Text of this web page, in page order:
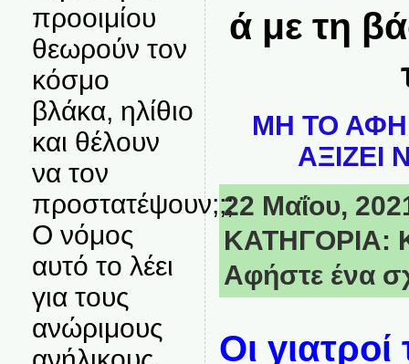
προοιμίου
θεωρούν τον
κόσμο
βλάκα, ηλίθιο
και θέλουν
να τον
προστατέψουν;;;
Ο νόμος
αυτό το λέει
για τους
ανώριμους
ά με τη
ΜΗ ΤΟ
ΑΞΙΖΕΙ
22 Μαΐου,
ΚΑΤΗΓΟΡΙΑ:
Αφήστε ένα
Οι